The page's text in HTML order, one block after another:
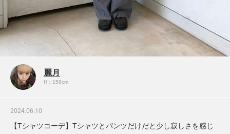
麗月
H：158cm
2024.06.10
【Tシャツコーデ】Tシャツとパンツだけだと少し寂しさを感じ